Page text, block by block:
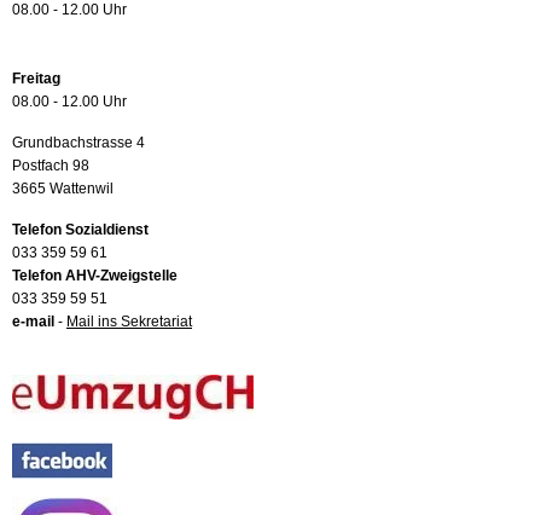
08.00 - 12.00 Uhr
Freitag
08.00 - 12.00 Uhr
Grundbachstrasse 4
Postfach 98
3665 Wattenwil
Telefon Sozialdienst
033 359 59 61
Telefon AHV-Zweigstelle
033 359 59 51
e-mail - Mail ins Sekretariat